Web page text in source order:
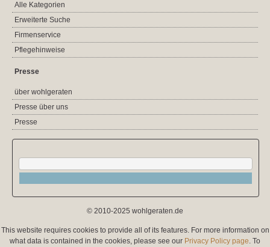
Alle Kategorien
Erweiterte Suche
Firmenservice
Pflegehinweise
Presse
über wohlgeraten
Presse über uns
Presse
© 2010-2025 wohlgeraten.de
This website requires cookies to provide all of its features. For more information on
what data is contained in the cookies, please see our Privacy Policy page. To